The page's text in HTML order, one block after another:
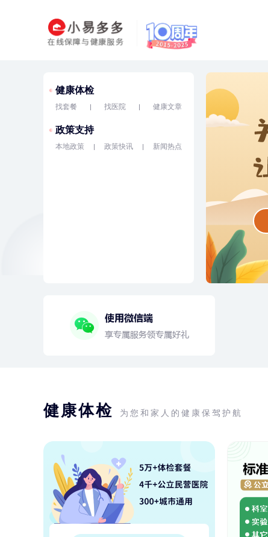
健康体检
找套餐 找医院 健康文章
政策支持
本地政策 政策快讯 新闻热点
健康体检 为您和家人的健康保驾护航